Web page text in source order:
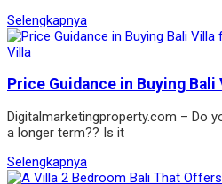
Selengkapnya
Villa
Price Guidance in Buying
Digitalmarketingproperty.com – Do
a longer term?? Is it
Selengkapnya